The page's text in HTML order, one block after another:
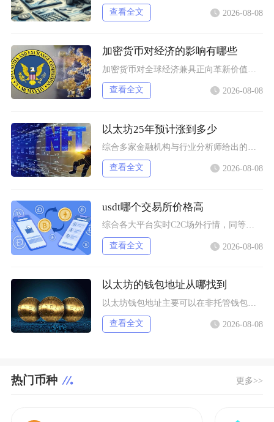
查看全文 2026-08-08
加密货币对经济的影响有哪些
查看全文 2026-08-08
以太坊25年预计涨到多少
查看全文 2026-08-08
usdt哪个交易所价格高
综合各大平台实时C2C场外行情，同等支付渠道下Bybit场内场外USDT卖出报价长期高于其
查看全文 2026-08-08
以太坊的钱包地址从哪找到
查看全文 2026-08-08
热门币种 更多>>